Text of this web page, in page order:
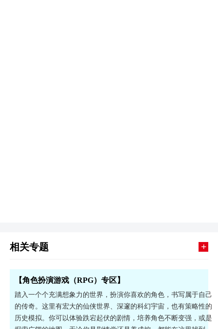
相关专题 +
【角色扮演游戏（RPG）专区】
踏入一个个充满想象力的世界，扮演你喜欢的角色，书写属于自己
的传奇。这里有宏大的仙侠世界、深邃的科幻宇宙，也有策略性的
历史模拟。你可以体验跌宕起伏的剧情，培养角色不断变强，或是